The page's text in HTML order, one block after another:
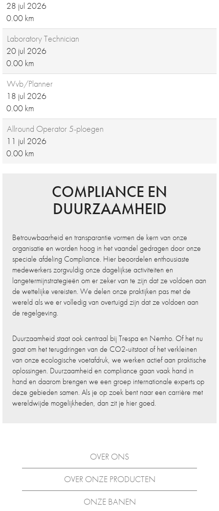
28 jul 2026
0.00 km
Laboratory Technician
20 jul 2026
0.00 km
Wvb/Planner
18 jul 2026
0.00 km
Allround Operator 5-ploegen
11 jul 2026
0.00 km
COMPLIANCE EN
DUURZAAMHEID
Betrouwbaarheid en transparantie vormen de kern van onze
organisatie en worden hoog in het vaandel gedragen door onze
speciale afdeling Compliance. Hier beoordelen enthousiaste
medewerkers zorgvuldig onze dagelijkse activiteiten en
langetermijnstrategieën om er zeker van te zijn dat ze voldoen aan
de wettelijke vereisten. We delen onze praktijken pas met de
wereld als we er volledig van overtuigd zijn dat ze voldoen aan
de regelgeving.
Duurzaamheid staat ook centraal bij Trespa en Nemho. Of het nu
gaat om het terugdringen van de CO2-uitstoot of het verkleinen
van onze ecologische voetafdruk, we werken actief aan praktische
oplossingen. Duurzaamheid en compliance gaan vaak hand in
hand en daarom brengen we een groep internationale experts op
deze gebieden samen. Als je op zoek bent naar een carrière met
wereldwijde mogelijkheden, dan zit je hier goed.
OVER ONS
OVER ONZE PRODUCTEN
ONZE BANEN